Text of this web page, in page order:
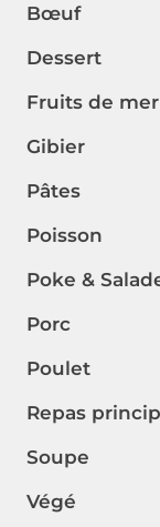
Bœuf
Dessert
Fruits de mer
Gibier
Pâtes
Poisson
Poke &
Porc
Poulet
Repas
Soupe
Végé